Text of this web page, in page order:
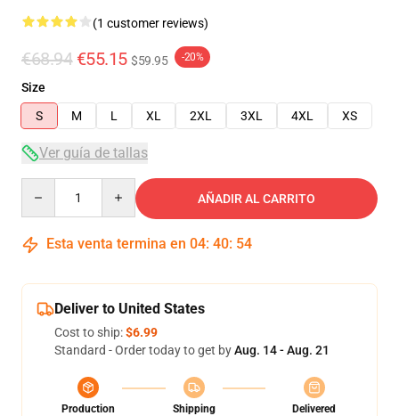
(1 customer reviews)
€68.94 €55.15 $59.95 -20%
Size
S
M L XL 2XL 3XL 4XL XS
Ver guía de tallas
AÑADIR AL CARRITO
Esta venta termina en 04: 40: 54
Deliver to United States
Cost to ship:$6.99
Standard - Order today to get byAug. 14 - Aug. 21
Production
Shipping
Delivered